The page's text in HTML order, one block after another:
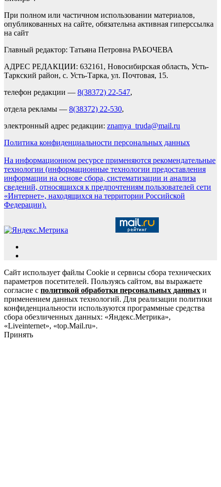
При полном или частичном использовании материалов,
опубликованных на сайте, обязательна активная гиперссылка
на сайт
Главный редактор: Татьяна Петровна РАБОЧЕВА
АДРЕС РЕДАКЦИИ: 632161, Новосибирская область, Усть-
Таркский район, с. Усть-Тарка, ул. Почтовая, 15.
телефон редакции — 8(38372) 22-547,
отдела рекламы — 8(38372) 22-530,
электронный адрес редакции: znamya_truda@mail.ru
Политика конфиденциальности персональных данных
На информационном ресурсе применяются рекомендательные
технологии (информационные технологии предоставления
информации на основе сбора, систематизации и анализа
сведений, относящихся к предпочтениям пользователей сети
«Интернет», находящихся на территории Российской
Федерации).
Сайт использует файлы Cookie и сервисы сбора технических
параметров посетителей. Пользуясь сайтом, вы выражаете
согласие с политикой обработки персональных данных и
применением данных технологий. Для реализации политики
конфиденциальности используются программные средства
сбора обезличенных данных: «Яндекс.Метрика»,
«Liveinternet», «top.Mail.ru».
Принять